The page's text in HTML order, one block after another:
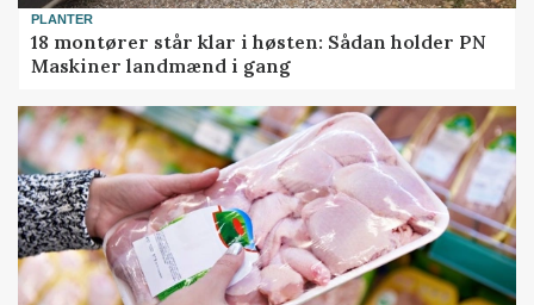
PLANTER
18 montører står klar i høsten: Sådan holder PN
Maskiner landmænd i gang